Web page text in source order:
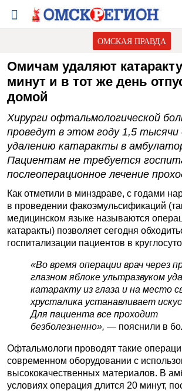
ОМСКАЯ ПРАВДА
Омичам удаляют
минут и в тот же день
домой
Хирурги офтальмологической
проведут в этом году 1,5 тысячи
удалению катаракты в
Пациентам не требуется
послеоперационное лечение
Как отметили в минздраве, с годами
в проведении факоэмульсификаций
медицинском языке называются
катаракты) позволяет сегодня
госпитализации пациентов в
«Во время операции врач через
глазном яблоке ультразвуком
катаракту из глаза и на место
хрусталика устанавливает
Для пациента все проходит
безболезненно», — пояснили в
Офтальмологи проводят такие
современном оборудовании с
высококачественных материалов. В
условиях операция длится 20 минут,